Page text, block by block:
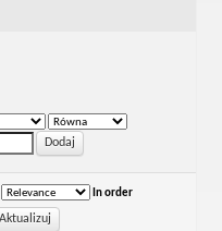
In order